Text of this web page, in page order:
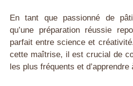
En tant que passionné de
qu’une préparation réussie
parfait entre science et
cette maîtrise, il est crucial de
les plus fréquents et